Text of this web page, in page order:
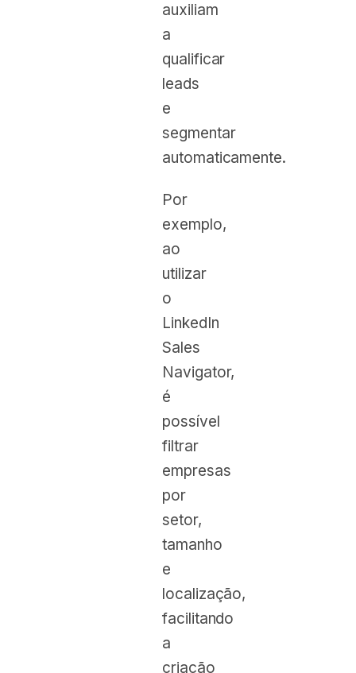
auxiliam
a
qualificar
leads
e
segmentar
automaticamente.
Por
exemplo,
ao
utilizar
o
LinkedIn
Sales
Navigator,
é
possível
filtrar
empresas
por
setor,
tamanho
e
localização,
facilitando
a
criação